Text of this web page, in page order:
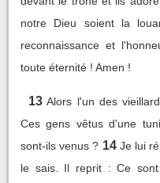
notre Dieu soient la
reconnaissance et
toute éternité ! Amen !
13 Alors l'un des
Ces gens vêtus d'une
sont-ils venus ? 14 Je lui
le sais. Il reprit : Ce